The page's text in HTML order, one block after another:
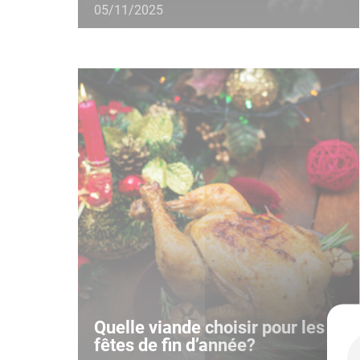
05/11/2025
Quelle viande choisir pour les
fêtes de fin d’année?